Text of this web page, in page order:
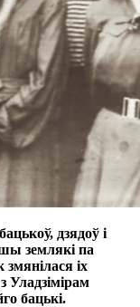
дзядоў і
землякі па
змянілася іх
з Уладзімірам
бацькі.